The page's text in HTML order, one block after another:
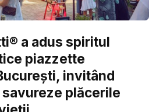
a adus spiritul
piazzette
invitând
plăcerile